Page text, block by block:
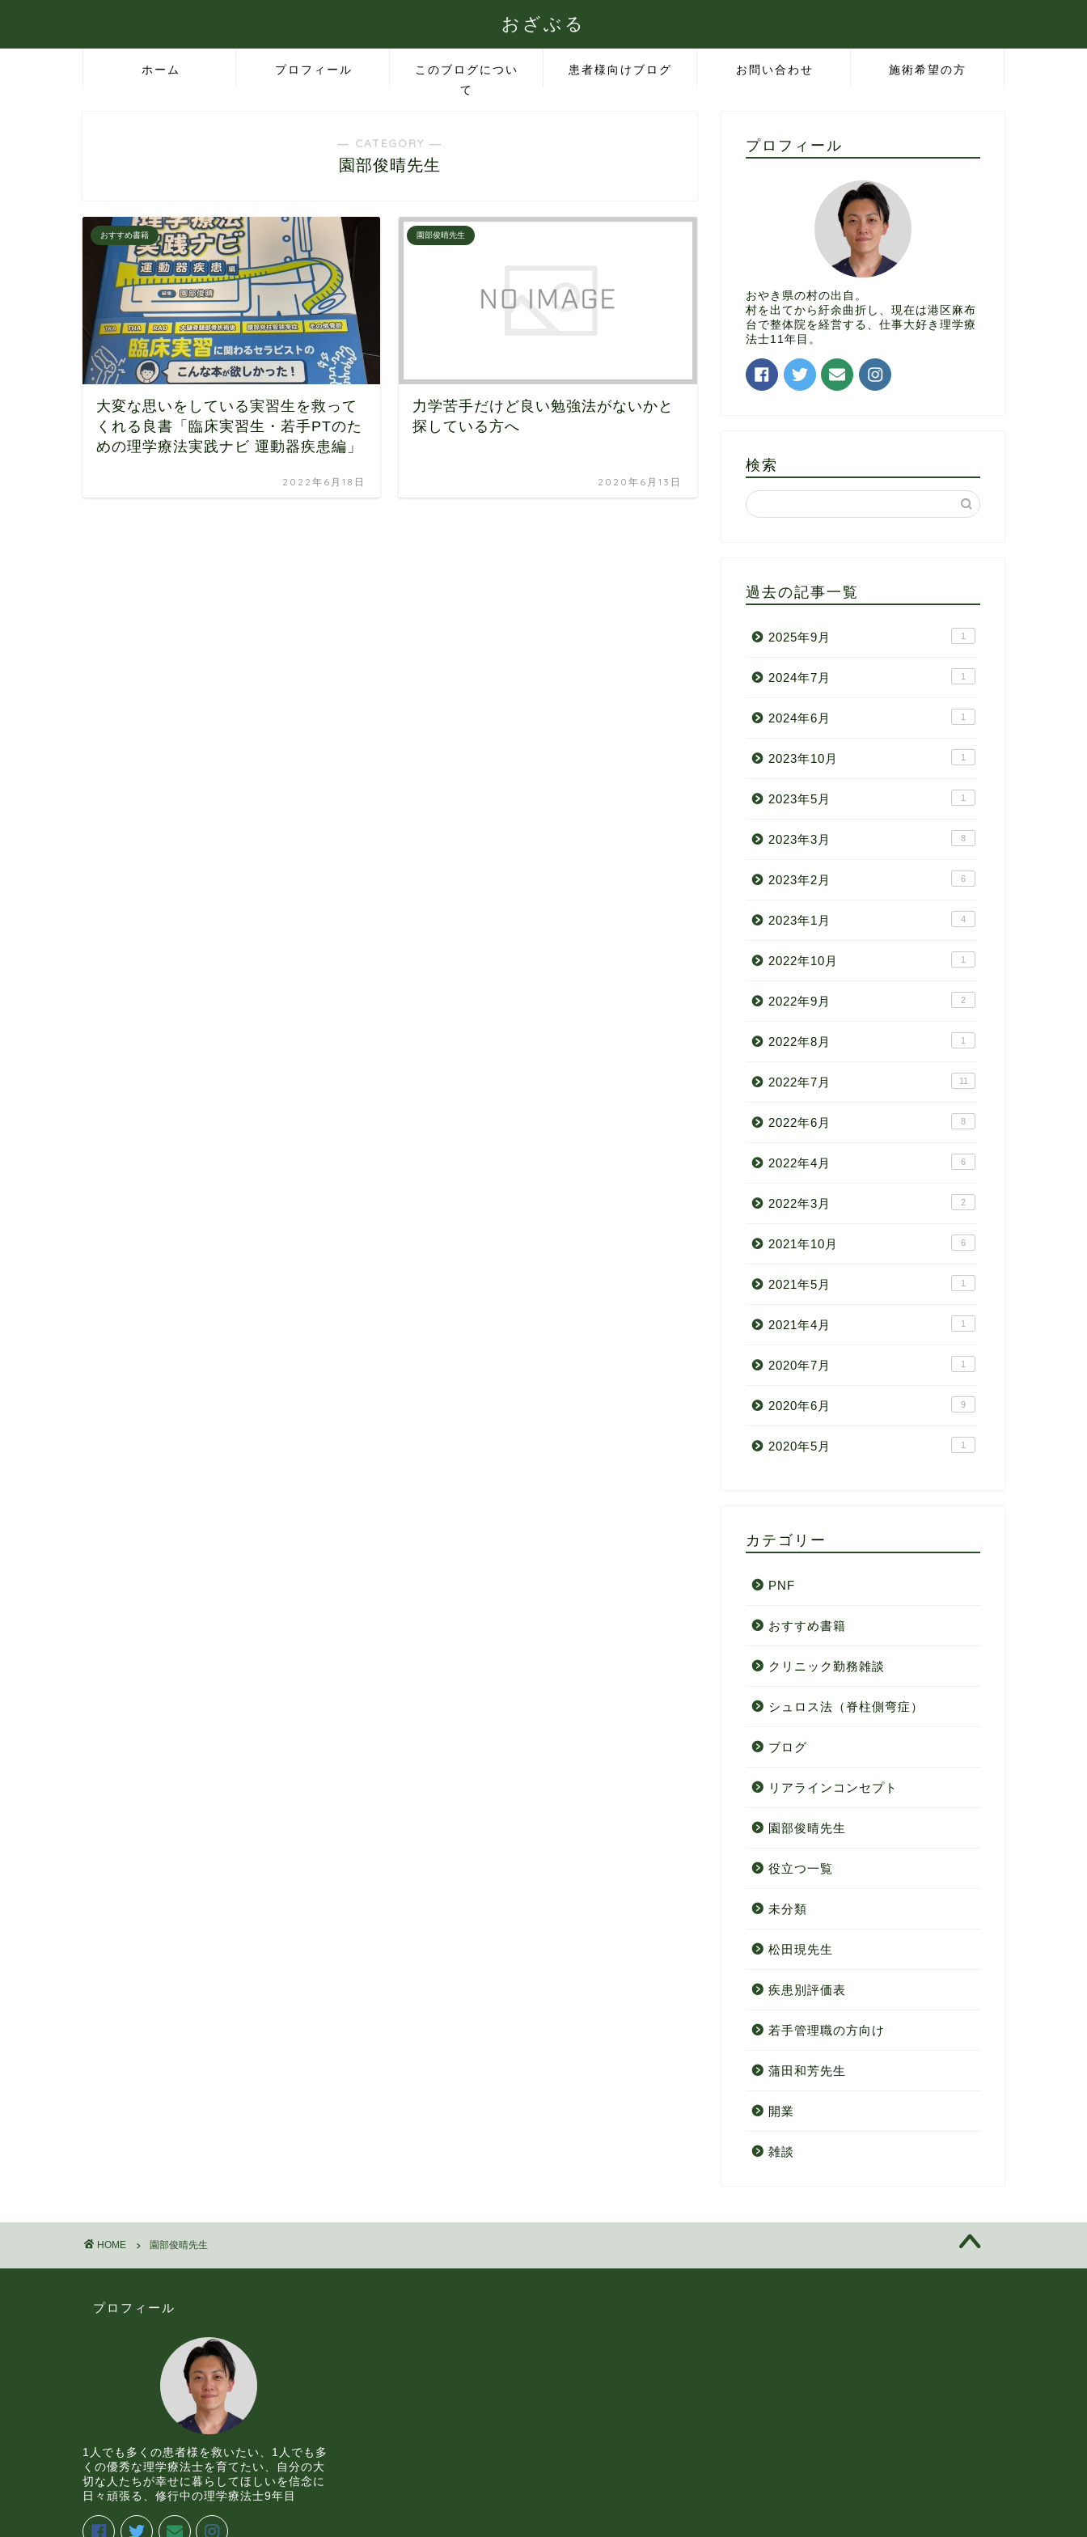
おざぶる
ホーム プロフィール
このブログについ
て
患者様向けブログ お問い合わせ 施術希望の方
― CATEGORY ―
園部俊晴先生
おすすめ書籍
大変な思いをしている実習生を救って
くれる良書「臨床実習生・若手PTのた
めの理学療法実践ナビ 運動器疾患編」
2022年6月18日
園部俊晴先生
力学苦手だけど良い勉強法がないかと
探している方へ
2020年6月13日
プロフィール
おやき県の村の出自。
村を出てから紆余曲折し、現在は港区麻布
台で整体院を経営する、仕事大好き理学療
法士11年目。
検索
過去の記事一覧
2025年9月 1
2024年7月 1
2024年6月 1
2023年10月 1
2023年5月 1
2023年3月 8
2023年2月 6
2023年1月 4
2022年10月 1
2022年9月 2
2022年8月 1
2022年7月 11
2022年6月 8
2022年4月 6
2022年3月 2
2021年10月 6
2021年5月 1
2021年4月 1
2020年7月 1
2020年6月 9
2020年5月 1
カテゴリー
PNF
おすすめ書籍
クリニック勤務雑談
シュロス法（脊柱側弯症）
ブログ
リアラインコンセプト
園部俊晴先生
役立つ一覧
未分類
松田現先生
疾患別評価表
若手管理職の方向け
蒲田和芳先生
開業
雑談
HOME 園部俊晴先生
プロフィール
1人でも多くの患者様を救いたい、1人でも多
くの優秀な理学療法士を育てたい、自分の大
切な人たちが幸せに暮らしてほしいを信念に
日々頑張る、修行中の理学療法士9年目